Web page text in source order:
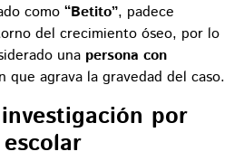
como “Betito”, padece
del crecimiento óseo, por lo
una persona con
que agrava la gravedad del caso.
por